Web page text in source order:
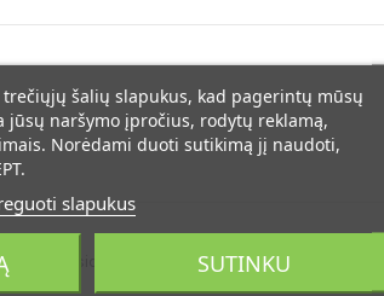
pasidalinkite tuo su mumis:
šalių slapukus, kad pagerintų mūsų
jūsų naršymo įpročius, rodytų reklamą,
Norėdami duoti sutikimą jį naudoti,
slapukus
SUTINKU